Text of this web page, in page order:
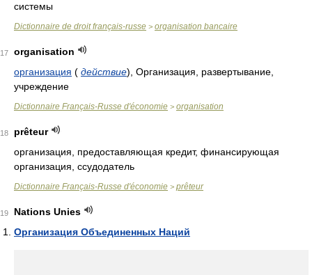
системы
Dictionnaire de droit français-russe > organisation bancaire
17
organisation
организация ( действие) , Организация, развертывание,
учреждение
Dictionnaire Français-Russe d'économie > organisation
18
prêteur
организация, предоставляющая кредит, финансирующая
организация, ссудодатель
Dictionnaire Français-Russe d'économie > prêteur
19
Nations Unies
Организация Объединенных Наций